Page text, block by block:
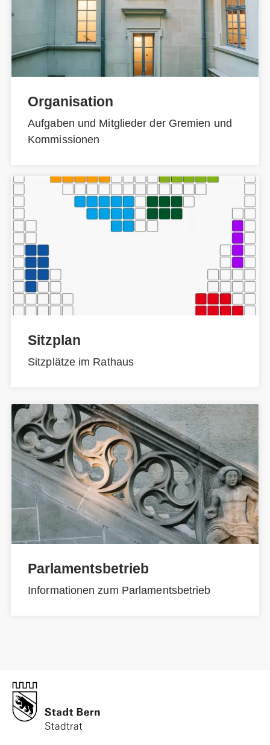
Organisation
Aufgaben und Mitglieder der Gremien und
Kommissionen
Sitzplan
Sitzplätze im Rathaus
Parlamentsbetrieb
Informationen zum Parlamentsbetrieb